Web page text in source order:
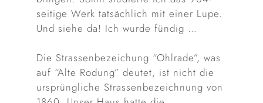
seitige Werk tatsächlich mit einer Lupe.
Und siehe da! Ich wurde fündig …
Die Strassenbezeichung “Ohlrade”, was
auf “Alte Rodung” deutet, ist nicht die
ursprüngliche Strassenbezeichnung von